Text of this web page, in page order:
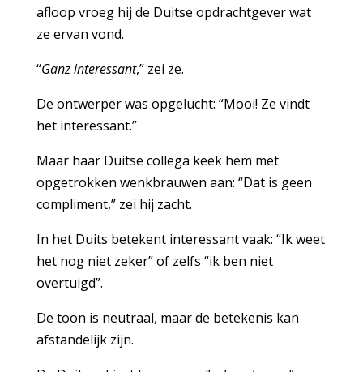
afloop vroeg hij de Duitse opdrachtgever wat
ze ervan vond.
“Ganz interessant,” zei ze.
De ontwerper was opgelucht: “Mooi! Ze vindt
het interessant.”
Maar haar Duitse collega keek hem met
opgetrokken wenkbrauwen aan: “Dat is geen
compliment,” zei hij zacht.
In het Duits betekent interessant vaak: “Ik weet
het nog niet zeker” of zelfs “ik ben niet
overtuigd”.
De toon is neutraal, maar de betekenis kan
afstandelijk zijn.